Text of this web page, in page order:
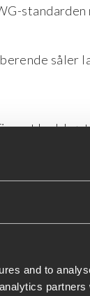
and to
standarden
såler
kork
og